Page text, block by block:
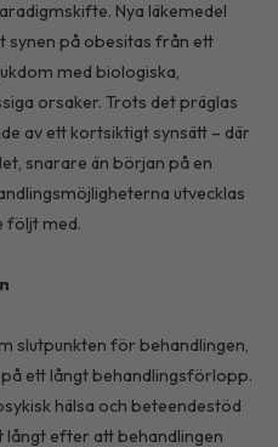
Nya läkemedel
synen på obesitas från ett
med biologiska,
orsaker. Trots det präglas
av ett kortsiktigt synsätt – där
snarare än början på en
utvecklas
följt med.
slutpunkten för behandlingen,
ett långt behandlingsförlopp.
hälsa och beteendestöd
efter att behandlingen